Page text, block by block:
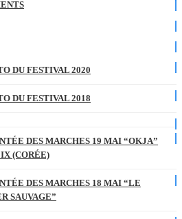
DU FESTIVAL 2020
DU FESTIVAL 2018
DES MARCHES 19 MAI “OKJA”
(CORÉE)
DES MARCHES 18 MAI “LE
SAUVAGE”